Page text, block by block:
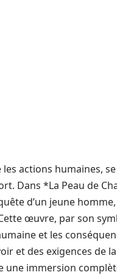
actions humaines,
Dans *La Peau de
d’un jeune
œuvre, par son
et les
et des exigences de
une immersion